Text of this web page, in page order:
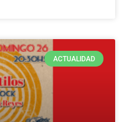
ACTUALIDAD